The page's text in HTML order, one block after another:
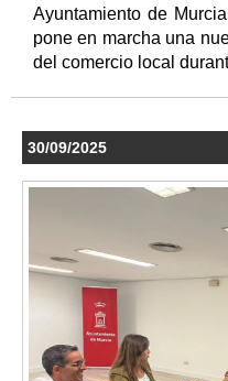
Ayuntamiento de
pone en marcha una
del comercio local
30/09/2025